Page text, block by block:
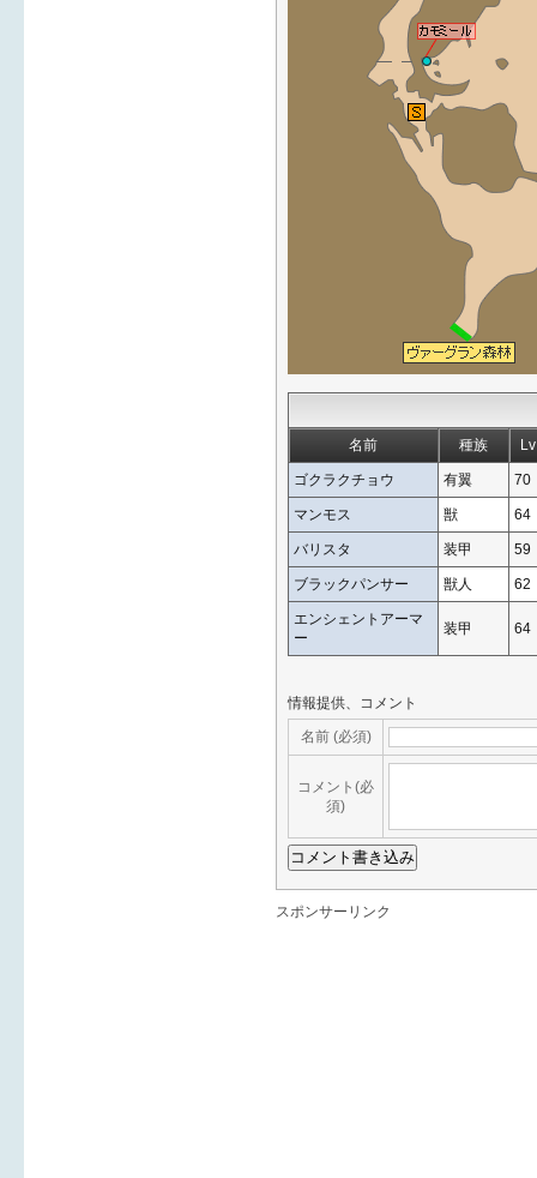
名前 種族 Lv
ゴクラクチョウ 有翼 70
マンモス 獣 64
バリスタ 装甲 59
ブラックパンサー 獣人 62
エンシェントアーマ
ー
装甲 64
情報提供、コメント
名前 (必須)
コメント(必
須)
スポンサーリンク